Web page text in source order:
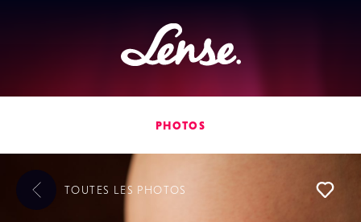
Lense
PHOTOS
TOUTES LES PHOTOS